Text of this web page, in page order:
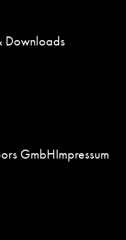
Downloads
GmbHImpressum